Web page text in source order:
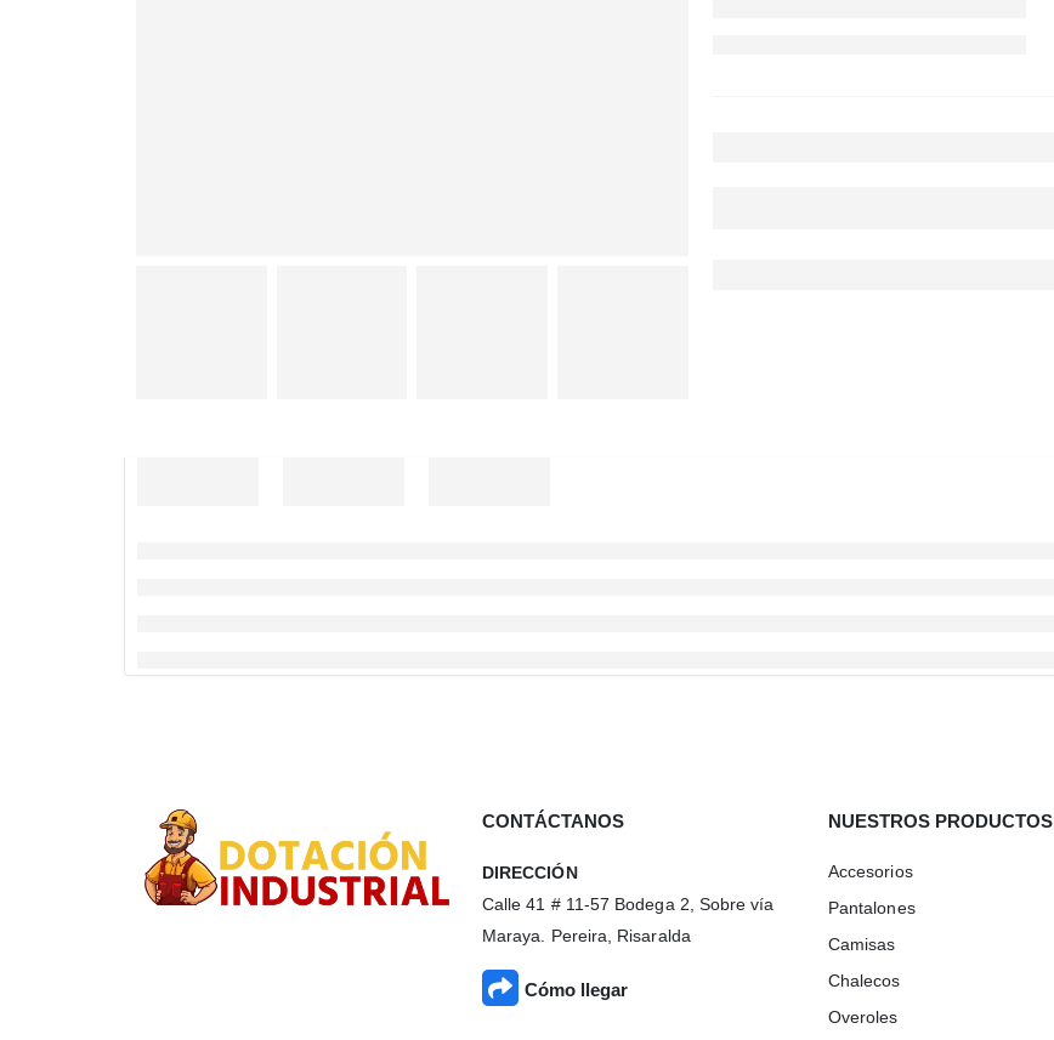
CONTÁCTANOS
DIRECCIÓN
Calle 41 # 11-57 Bodega 2, Sobre vía
Maraya. Pereira, Risaralda
Cómo llegar
NUESTROS PRODUCTOS
Accesorios
Pantalones
Camisas
Chalecos
Overoles